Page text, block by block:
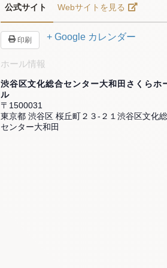
公式サイト Webサイトを見る
印刷 + Google カレンダー
ホール情報
渋谷区文化総合センター大和田さくらホ
ル
〒1500031
東京都 渋谷区 桜丘町２３-２１渋谷区文化
センター大和田